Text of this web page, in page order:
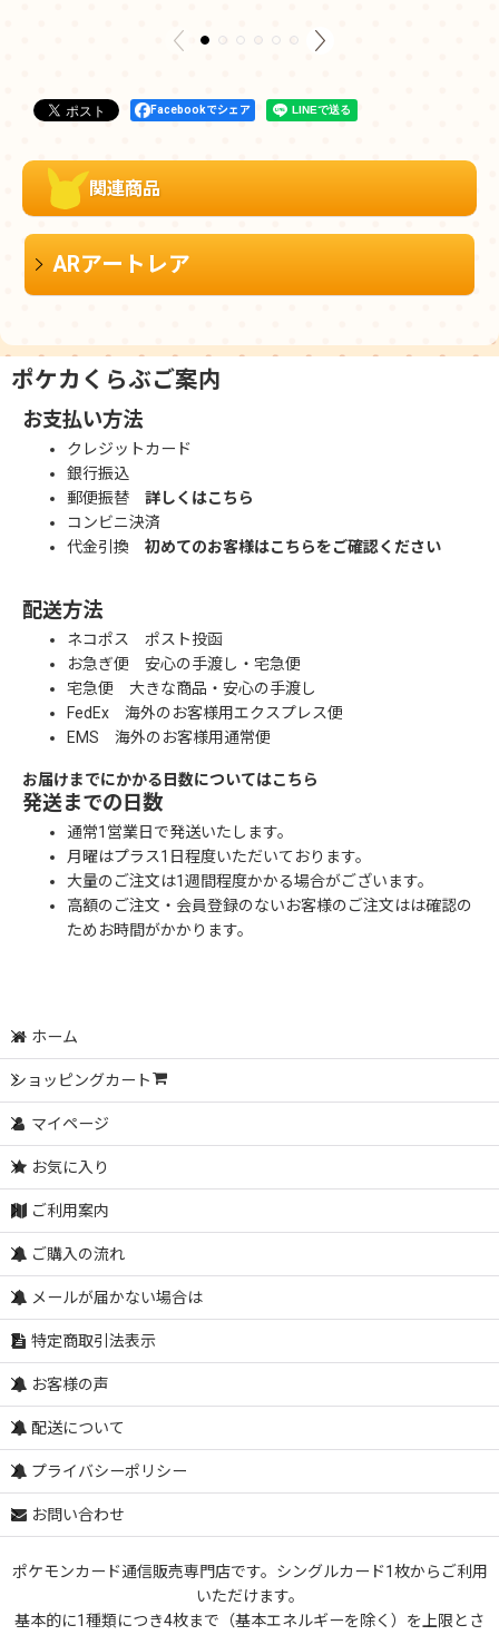
Facebookでシェア
関連商品
ARアートレア
ポケカくらぶご案内
お支払い方法
クレジットカード
銀行振込
郵便振替 詳しくはこちら
コンビニ決済
代金引換 初めてのお客様はこちらをご確認ください
配送方法
ネコポス ポスト投函
お急ぎ便 安心の手渡し・宅急便
宅急便 大きな商品・安心の手渡し
FedEx 海外のお客様用エクスプレス便
EMS 海外のお客様用通常便
お届けまでにかかる日数についてはこちら
発送までの日数
通常1営業日で発送いたします。
月曜はプラス1日程度いただいております。
大量のご注文は1週間程度かかる場合がございます。
高額のご注文・会員登録のないお客様のご注文はは確認の
ためお時間がかかります。
ホーム
ショッピングカート
マイページ
お気に入り
ご利用案内
ご購入の流れ
メールが届かない場合は
特定商取引法表示
お客様の声
配送について
プライバシーポリシー
お問い合わせ
ポケモンカード通信販売専門店です。シングルカード1枚からご利用
いただけます。
基本的に1種類につき4枚まで（基本エネルギーを除く）を上限とさ